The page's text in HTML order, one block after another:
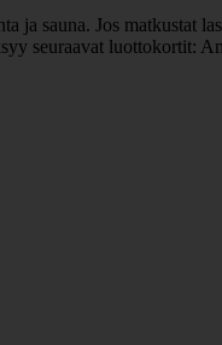
sauna. Jos matkustat
seuraavat luottokortit: